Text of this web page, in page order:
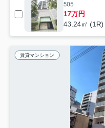
505
17万円
43.24㎡ (1R)
賃貸マンション